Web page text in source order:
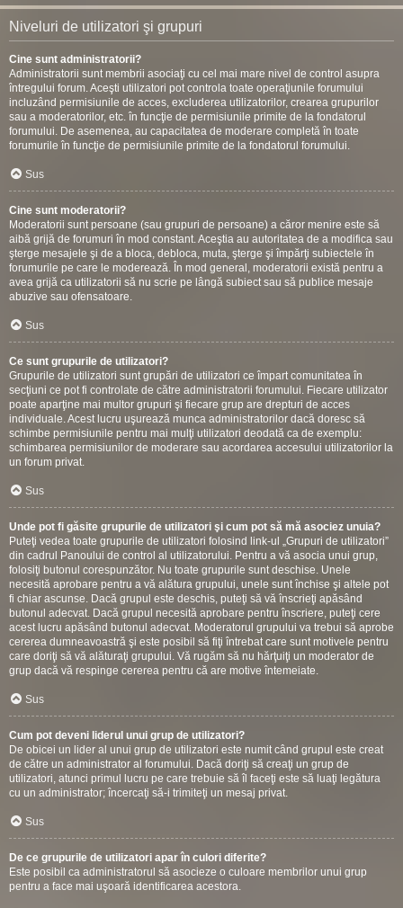
Niveluri de utilizatori şi grupuri
Cine sunt administratorii?
Administratorii sunt membrii asociaţi cu cel mai mare nivel de control asupra
întregului forum. Aceşti utilizatori pot controla toate operaţiunile forumului
incluzând permisiunile de acces, excluderea utilizatorilor, crearea grupurilor
sau a moderatorilor, etc. în funcţie de permisiunile primite de la fondatorul
forumului. De asemenea, au capacitatea de moderare completă în toate
forumurile în funcţie de permisiunile primite de la fondatorul forumului.
Sus
Cine sunt moderatorii?
Moderatorii sunt persoane (sau grupuri de persoane) a căror menire este să
aibă grijă de forumuri în mod constant. Aceştia au autoritatea de a modifica sau
şterge mesajele şi de a bloca, debloca, muta, şterge şi împărţi subiectele în
forumurile pe care le moderează. În mod general, moderatorii există pentru a
avea grijă ca utilizatorii să nu scrie pe lângă subiect sau să publice mesaje
abuzive sau ofensatoare.
Sus
Ce sunt grupurile de utilizatori?
Grupurile de utilizatori sunt grupări de utilizatori ce împart comunitatea în
secţiuni ce pot fi controlate de către administratorii forumului. Fiecare utilizator
poate aparţine mai multor grupuri şi fiecare grup are drepturi de acces
individuale. Acest lucru uşurează munca administratorilor dacă doresc să
schimbe permisiunile pentru mai mulţi utilizatori deodată ca de exemplu:
schimbarea permisiunilor de moderare sau acordarea accesului utilizatorilor la
un forum privat.
Sus
Unde pot fi găsite grupurile de utilizatori şi cum pot să mă asociez unuia?
Puteţi vedea toate grupurile de utilizatori folosind link-ul „Grupuri de utilizatori”
din cadrul Panoului de control al utilizatorului. Pentru a vă asocia unui grup,
folosiţi butonul corespunzător. Nu toate grupurile sunt deschise. Unele
necesită aprobare pentru a vă alătura grupului, unele sunt închise şi altele pot
fi chiar ascunse. Dacă grupul este deschis, puteţi să vă înscrieţi apăsând
butonul adecvat. Dacă grupul necesită aprobare pentru înscriere, puteţi cere
acest lucru apăsând butonul adecvat. Moderatorul grupului va trebui să aprobe
cererea dumneavoastră şi este posibil să fiţi întrebat care sunt motivele pentru
care doriţi să vă alăturaţi grupului. Vă rugăm să nu hărţuiţi un moderator de
grup dacă vă respinge cererea pentru că are motive întemeiate.
Sus
Cum pot deveni liderul unui grup de utilizatori?
De obicei un lider al unui grup de utilizatori este numit când grupul este creat
de către un administrator al forumului. Dacă doriţi să creaţi un grup de
utilizatori, atunci primul lucru pe care trebuie să îl faceţi este să luaţi legătura
cu un administrator; încercaţi să-i trimiteţi un mesaj privat.
Sus
De ce grupurile de utilizatori apar în culori diferite?
Este posibil ca administratorul să asocieze o culoare membrilor unui grup
pentru a face mai uşoară identificarea acestora.